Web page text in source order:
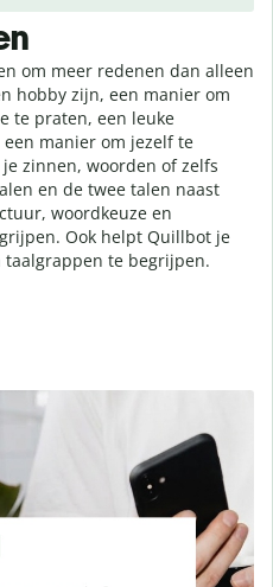
om meer redenen dan alleen
hobby zijn, een manier om
te praten, een leuke
manier om jezelf te
zinnen, woorden of zelfs
en de twee talen naast
woordkeuze en
Ook helpt Quillbot je
te begrijpen.